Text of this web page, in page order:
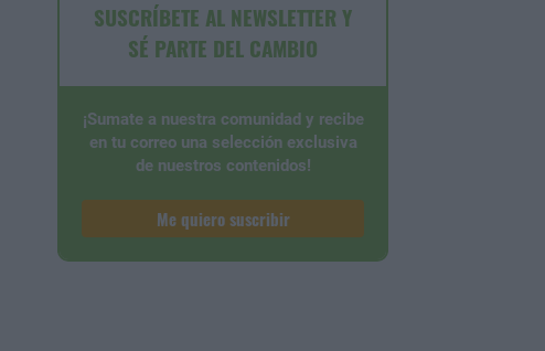
SUSCRÍBETE AL NEWSLETTER Y
SÉ PARTE DEL CAMBIO
¡Sumate a nuestra comunidad y recibe
en tu correo una selección exclusiva
de nuestros contenidos!
Me quiero suscribir